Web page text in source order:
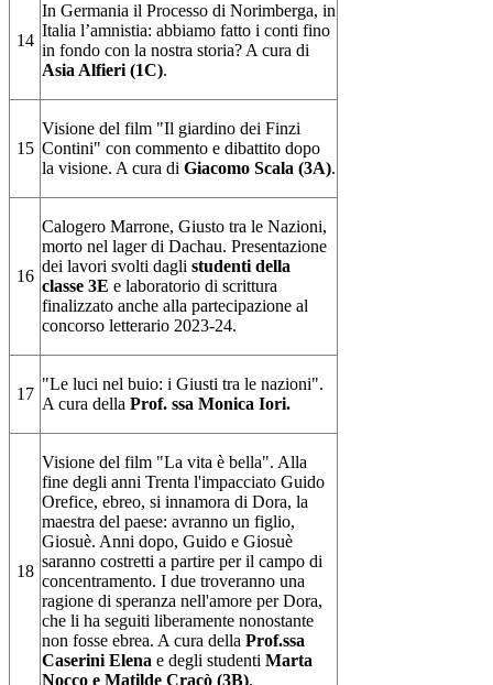
14
In Germania il Processo di Norimberga, in
Italia l’amnistia: abbiamo fatto i conti fino
in fondo con la nostra storia? A cura di
Asia Alfieri (1C).
15
Visione del film "Il giardino dei Finzi
Contini" con commento e dibattito dopo
la visione. A cura di Giacomo Scala (3A).
16
Calogero Marrone, Giusto tra le Nazioni,
morto nel lager di Dachau. Presentazione
dei lavori svolti dagli studenti della
classe 3E e laboratorio di scrittura
finalizzato anche alla partecipazione al
concorso letterario 2023-24.
17
"Le luci nel buio: i Giusti tra le nazioni".
A cura della Prof. ssa Monica Iori.
18
Visione del film "La vita è bella". Alla
fine degli anni Trenta l'impacciato Guido
Orefice, ebreo, si innamora di Dora, la
maestra del paese: avranno un figlio,
Giosuè. Anni dopo, Guido e Giosuè
saranno costretti a partire per il campo di
concentramento. I due troveranno una
ragione di speranza nell'amore per Dora,
che li ha seguiti liberamente nonostante
non fosse ebrea. A cura della Prof.ssa
Caserini Elena e degli studenti Marta
Nocco e Matilde Cracò (3B).